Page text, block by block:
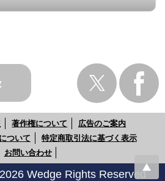
著作権について
広告のご案内
ついて
特定商取引法に基づく表示
お問い合わせ
Wedge Rights Reserved